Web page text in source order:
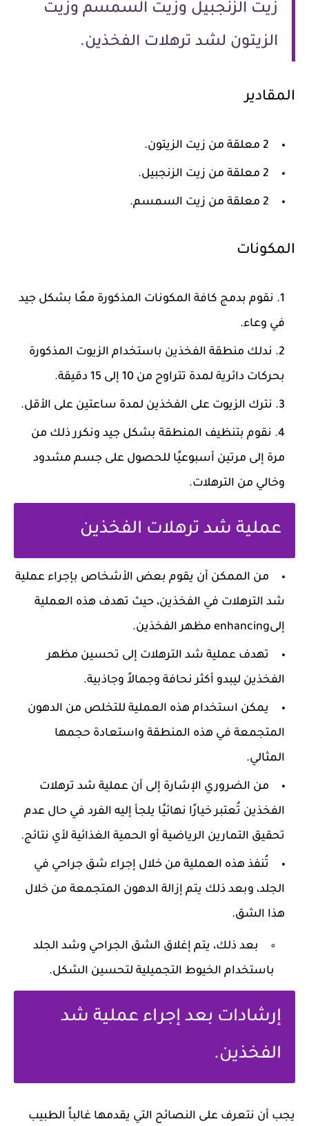
زيت الزنجبيل وزيت السمسم وزيت
الزيتون لشد ترهلات الفخذين.
المقادير
2 معلقة من زيت الزيتون.
2 معلقة من زيت الزنجبيل.
2 معلقة من زيت السمسم.
المكونات
نقوم بدمج كافة المكونات المذكورة معًا بشكل جيد
في وعاء.
ندلك منطقة الفخذين باستخدام الزيوت المذكورة
بحركات دائرية لمدة تتراوح من 10 إلى 15 دقيقة.
نترك الزيوت على الفخذين لمدة ساعتين على الأقل.
نقوم بتنظيف المنطقة بشكل جيد ونكرر ذلك من
مرة إلى مرتين أسبوعيًا للحصول على جسم مشدود
وخالي من الترهلات.
عملية شد ترهلات الفخذين
من الممكن أن يقوم بعض الأشخاص بإجراء عملية
شد الترهلات في الفخذين، حيث تهدف هذه العملية
إلىenhancing مظهر الفخذين.
تهدف عملية شد الترهلات إلى تحسين مظهر
الفخذين ليبدو أكثر نحافة وجمالاً وجاذبية.
يمكن استخدام هذه العملية للتخلص من الدهون
المتجمعة في هذه المنطقة واستعادة حجمها
المثالي.
من الضروري الإشارة إلى أن عملية شد ترهلات
الفخذين تُعتبر خيارًا نهائيًا يلجأ إليه الفرد في حال عدم
تحقيق التمارين الرياضية أو الحمية الغذائية لأي نتائج.
تُنفذ هذه العملية من خلال إجراء شق جراحي في
الجلد، وبعد ذلك يتم إزالة الدهون المتجمعة من خلال
هذا الشق.
بعد ذلك، يتم إغلاق الشق الجراحي وشد الجلد
باستخدام الخيوط التجميلية لتحسين الشكل.
إرشادات بعد إجراء عملية شد
الفخذين.
يجب أن نتعرف على النصائح التي يقدمها غالباً الطبيب